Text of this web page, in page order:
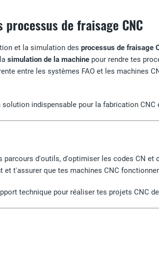
de fraisage CNC
et la simulation des processus de fraisage
simulation de la machine pour rendre tes
entre les systèmes FAO et les machines
indispensable pour la fabrication CNC
d'outils, d'optimiser les codes CN et
et t'assurer que tes machines CNC
technique pour réaliser tes projets CNC